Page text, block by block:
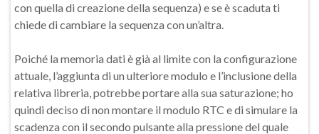
con quella di creazione della sequenza) e se è scaduta ti
chiede di cambiare la sequenza con un’altra.
Poiché la memoria dati è già al limite con la configurazione
attuale, l’aggiunta di un ulteriore modulo e l’inclusione della
relativa libreria, potrebbe portare alla sua saturazione; ho
quindi deciso di non montare il modulo RTC e di simulare la
scadenza con il secondo pulsante alla pressione del quale